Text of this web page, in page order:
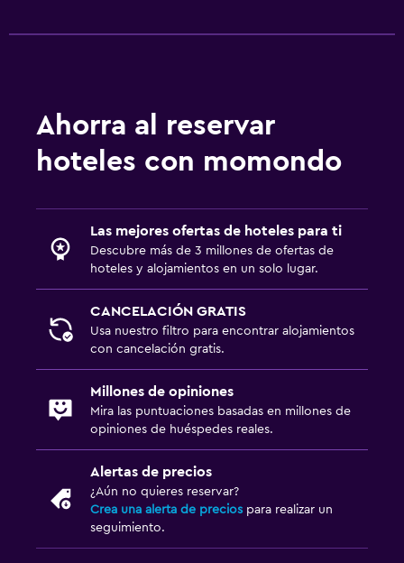
Ahorra al reservar
hoteles con momondo
Las mejores ofertas de hoteles para ti
Descubre más de 3 millones de ofertas de
hoteles y alojamientos en un solo lugar.
CANCELACIÓN GRATIS
Usa nuestro filtro para encontrar alojamientos
con cancelación gratis.
Millones de opiniones
Mira las puntuaciones basadas en millones de
opiniones de huéspedes reales.
Alertas de precios
¿Aún no quieres reservar?
Crea una alerta de precios para realizar un
seguimiento.